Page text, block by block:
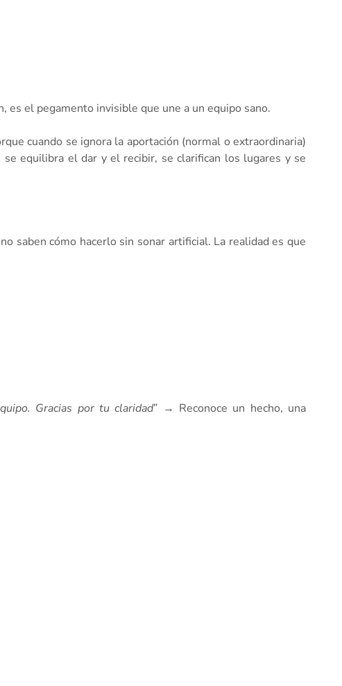
es el pegamento invisible que une a un equipo sano.
cuando se ignora la aportación (normal o extraordinaria)
equilibra el dar y el recibir, se clarifican los lugares y se
saben cómo hacerlo sin sonar artificial. La realidad es que
Gracias por tu claridad” → Reconoce un hecho, una